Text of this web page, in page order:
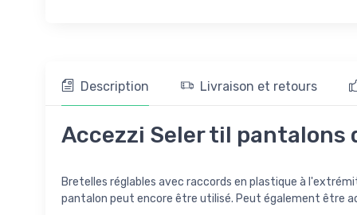
Description Livraison et retours
Accezzi Seler til pantalons
Bretelles réglables avec raccords en plastique à
pantalon peut encore être utilisé. Peut également être